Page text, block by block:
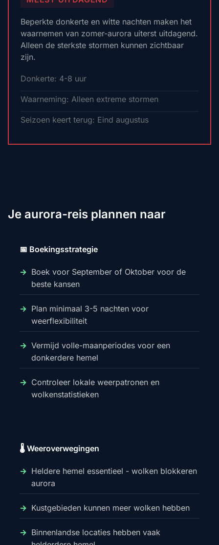
Beperkte donkerte en witte nachten maken het
waarnemen van zomer-aurora uiterst uitdagend.
Alleen de sterkste stormen kunnen zichtbaar
zijn.
Donkerte: 4-8 uur
Waarneming: Alleen extreme stormen
Seizoen keert terug: Eind augustus
Je aurora-reis plannen naar
📅 Boekingsstrategie
Boek voor September of Oktober voor de
beste kansen
Plan minimaal 3-5 nachten voor
weerflexibiliteit
Vermijd volle-maanperiodes voor een
donkerdere hemel
Controleer lokale weerpatronen en
wolkenstatistieken
🌡️ Weeroverwegingen
Heldere hemel essentieel - wolken blokkeren
aurora
Kustgebieden kunnen meer wolken hebben
Binnenlandse locaties hebben vaak